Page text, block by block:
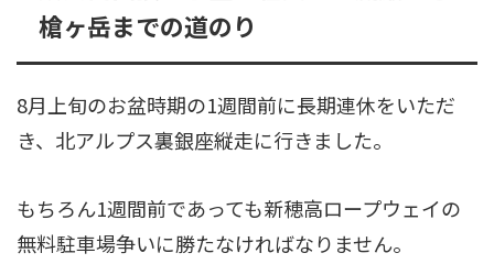
槍ヶ岳までの道のり
8月上旬のお盆時期の1週間前に長期連休をいただ
き、北アルプス裏銀座縦走に行きました。
もちろん1週間前であっても新穂高ロープウェイの
無料駐車場争いに勝たなければなりません。